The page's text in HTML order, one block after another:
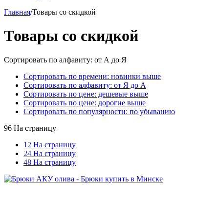
Главная/Товары со скидкой
Товары со скидкой
Сортировать по алфавиту: от А до Я
Сортировать по времени: новинки выше
Сортировать по алфавиту: от Я до А
Сортировать по цене: дешевые выше
Сортировать по цене: дорогие выше
Сортировать по популярности: по убыванию
96 На страницу
12 На страницу
24 На страницу
48 На страницу